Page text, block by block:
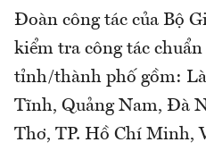
Đoàn công tác của Bộ
kiểm tra công tác
tỉnh/thành phố gồm:
Tĩnh, Quảng Nam, Đà
Thơ, TP. Hồ Chí Minh,